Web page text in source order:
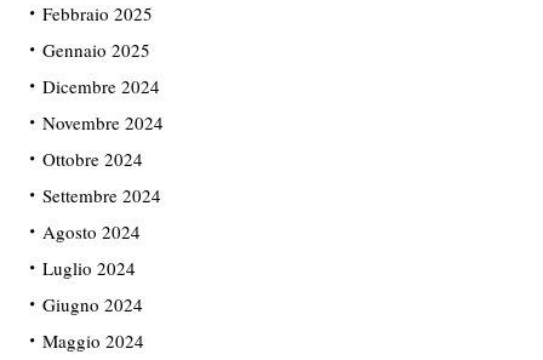
Febbraio 2025
Gennaio 2025
Dicembre 2024
Novembre 2024
Ottobre 2024
Settembre 2024
Agosto 2024
Luglio 2024
Giugno 2024
Maggio 2024